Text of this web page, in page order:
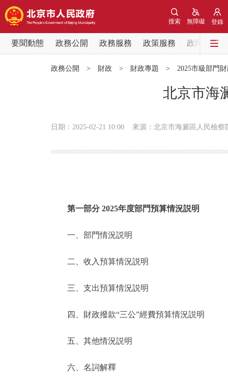
登錄
無障礙
搜索
要聞動態 政務公開 政務服務 政策服務
政民互動
便民服務
仲介服務
政務公開 > 財政 > 財政專題 > 2025市級部門
北京市海
日期：2025-02-21 10:00 來源：北京市海澱區人民檢察
第一部分 2025年度部門預算情況説明
一、部門情況説明
二、收入預算情況説明
三、支出預算情況説明
四、財政撥款“三公”經費預算情況説明
五、其他情況説明
六、名詞解釋